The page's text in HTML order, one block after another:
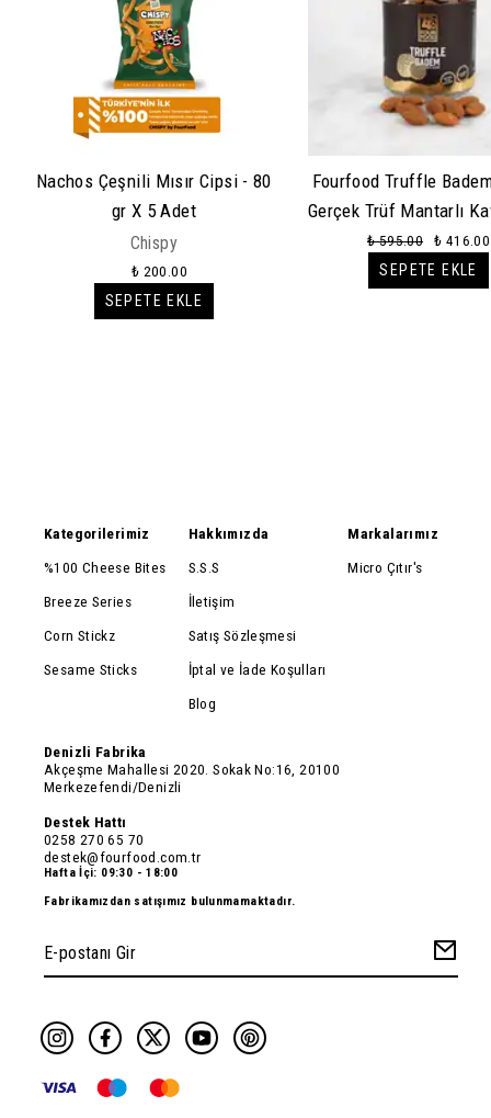
Nachos Çeşnili Mısır Cipsi - 80
gr X 5 Adet
Chispy
₺ 200.00
SEPETE EKLE
Fourfood Truffle
Gerçek Trüf Mantarlı
İç Badem
₺ 595.00
₺ 416.00
SEPETE EKLE
Kategorilerimiz
%100 Cheese Bites
Breeze Series
Corn Stickz
Sesame Sticks
Hakkımızda
S.S.S
İletişim
Satış Sözleşmesi
İptal ve İade Koşulları
Blog
Markalarımız
Micro Çıtır's
Denizli Fabrika
Akçeşme Mahallesi 2020. Sokak No:16, 20100
Merkezefendi/Denizli
Destek Hattı
0258 270 65 70
destek@fourfood.com.tr
Hafta İçi: 09:30 - 18:00
Fabrikamızdan satışımız bulunmamaktadır.